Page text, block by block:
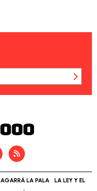
AGARRÁ LA PALA
LA LEY Y EL